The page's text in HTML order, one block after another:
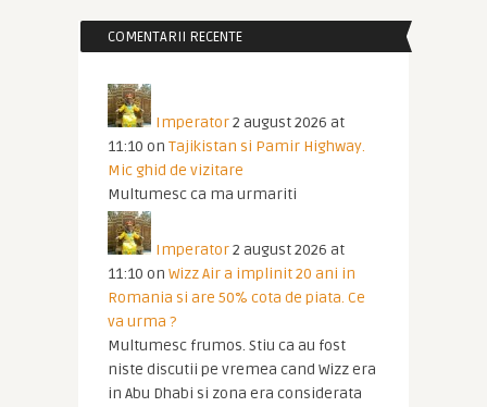
COMENTARII RECENTE
Imperator2 august 2026 at
11:10 on Tajikistan si Pamir Highway.
Mic ghid de vizitare
Multumesc ca ma urmariti
Imperator2 august 2026 at
11:10 on Wizz Air a implinit 20 ani in
Romania si are 50% cota de piata. Ce
va urma ?
Multumesc frumos. Stiu ca au fost
niste discutii pe vremea cand Wizz era
in Abu Dhabi si zona era considerata